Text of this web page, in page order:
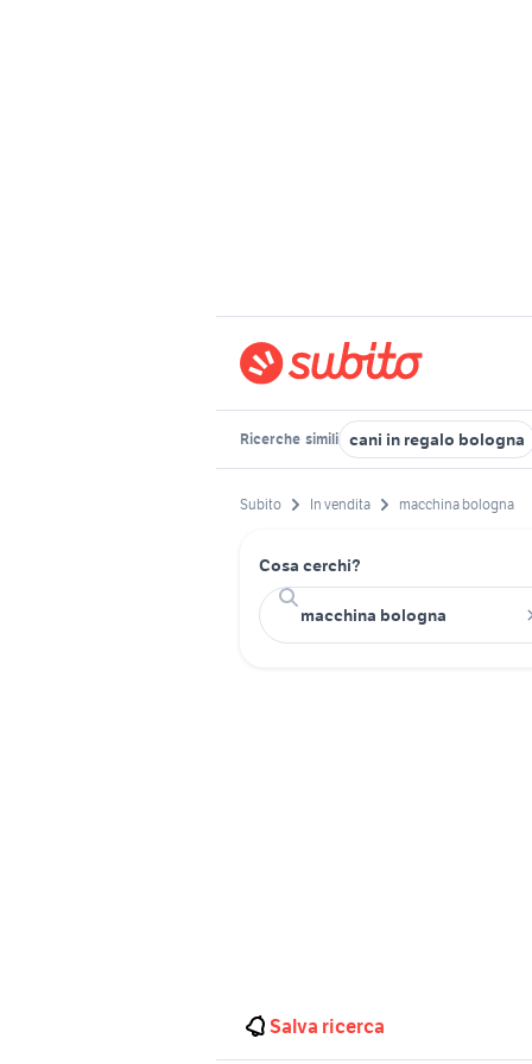
Ricerche simili cani in regalo bologna
Subito In vendita macchina bologna
Cosa cerchi?
Salva ricerca